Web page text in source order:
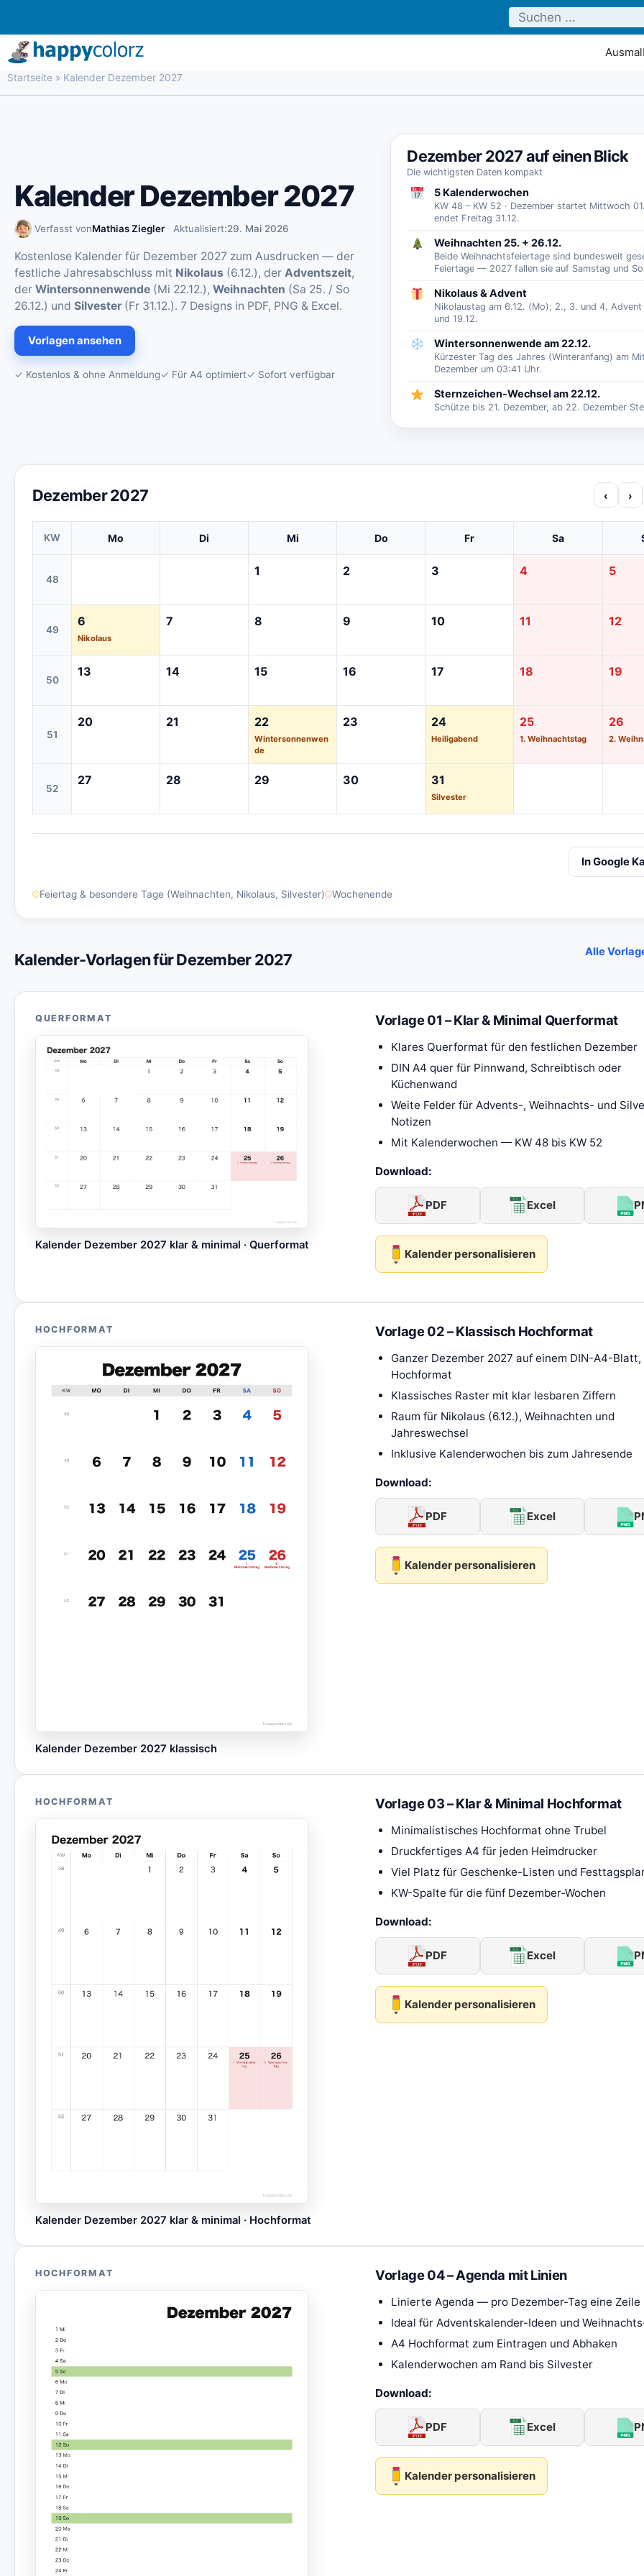
springen
Startseite » Kalender Dezember 2027
Kalender Dezember 2027
Verfasst vonMathias Ziegler · Aktualisiert:29. Mai 2026
Kostenlose Kalender für Dezember 2027 zum Ausdrucken — der
festliche Jahresabschluss mit Nikolaus (6.12.), der Adventszeit,
der Wintersonnenwende (Mi 22.12.), Weihnachten (Sa 25. / So
26.12.) und Silvester (Fr 31.12.). 7 Designs in PDF, PNG & Excel.
Vorlagen ansehen
✓ Kostenlos & ohne Anmeldung✓ Für A4 optimiert✓ Sofort verfügbar
Dezember 2027 auf einen Blick
Die wichtigsten Daten kompakt
5 Kalenderwochen
KW 48 – KW 52 · Dezember startet Mittwoch
endet Freitag 31.12.
Weihnachten 25. + 26.12.
Beide Weihnachtsfeiertage sind bundesweit
Feiertage — 2027 fallen sie auf Samstag und
Nikolaus & Advent
Nikolaustag am 6.12. (Mo); 2., 3. und 4.
und 19.12.
Wintersonnenwende am 22.12.
Kürzester Tag des Jahres (Winteranfang) am
Dezember um 03:41 Uhr.
Sternzeichen-Wechsel am 22.12.
Schütze bis 21. Dezember, ab 22. Dezember
Dezember 2027 ‹ ›
KW Mo Di Mi Do Fr Sa
48
1 2 3 4 5
49
6
Nikolaus
7 8 9 10 11 12
50
13 14 15 16 17 18 19
51
20 21 22
Wintersonnenwen
de
23 24
Heiligabend
25
1. Weihnachtstag
26
2.
52
27 28 29 30 31
Silvester
In Google
Feiertag & besondere Tage (Weihnachten, Nikolaus, Silvester) Wochenende
Kalender-Vorlagen für Dezember 2027 Alle
QUERFORMAT
Kalender Dezember 2027 klar & minimal · Querformat
Vorlage 01 – Klar & Minimal Querformat
Klares Querformat für den festlichen Dezember
DIN A4 quer für Pinnwand, Schreibtisch oder
Küchenwand
Weite Felder für Advents-, Weihnachts- und
Notizen
Mit Kalenderwochen — KW 48 bis KW 52
Download:
PDF Excel
Kalender personalisieren
HOCHFORMAT
Kalender Dezember 2027 klassisch
Vorlage 02 – Klassisch Hochformat
Ganzer Dezember 2027 auf einem DIN-A4-Blatt,
Hochformat
Klassisches Raster mit klar lesbaren Ziffern
Raum für Nikolaus (6.12.), Weihnachten und
Jahreswechsel
Inklusive Kalenderwochen bis zum Jahresende
Download:
PDF Excel
Kalender personalisieren
HOCHFORMAT
Kalender Dezember 2027 klar & minimal · Hochformat
Vorlage 03 – Klar & Minimal Hochformat
Minimalistisches Hochformat ohne Trubel
Druckfertiges A4 für jeden Heimdrucker
Viel Platz für Geschenke-Listen und
KW-Spalte für die fünf Dezember-Wochen
Download:
PDF Excel
Kalender personalisieren
HOCHFORMAT Vorlage 04 – Agenda mit Linien
Linierte Agenda — pro Dezember-Tag eine Zeile
Ideal für Adventskalender-Ideen und
A4 Hochformat zum Eintragen und Abhaken
Kalenderwochen am Rand bis Silvester
Download:
PDF Excel
Kalender personalisieren